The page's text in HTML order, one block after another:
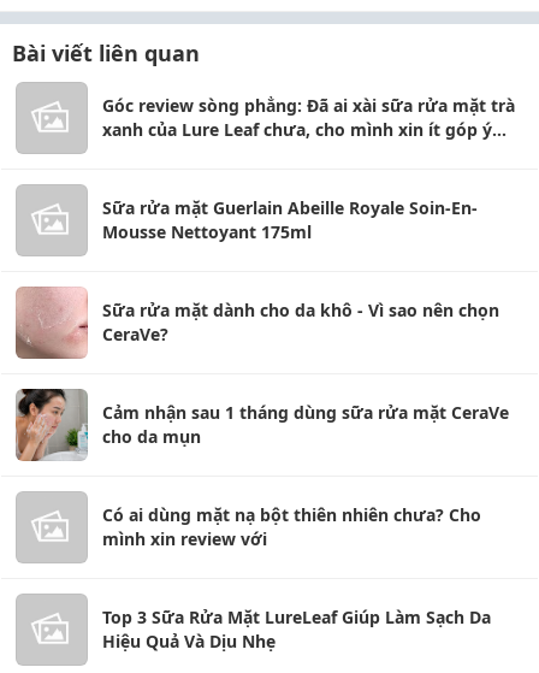
Bài viết liên quan
Góc review sòng phẳng: Đã ai xài sữa rửa mặt trà
xanh của Lure Leaf chưa, cho mình xin ít góp ý
Sữa rửa mặt Guerlain Abeille Royale Soin-En-
Mousse Nettoyant 175ml
Sữa rửa mặt dành cho da khô - Vì sao nên chọn
CeraVe?
Cảm nhận sau 1 tháng dùng sữa rửa mặt CeraVe
cho da mụn
Có ai dùng mặt nạ bột thiên nhiên chưa? Cho
mình xin review với
Top 3 Sữa Rửa Mặt LureLeaf Giúp Làm Sạch Da
Hiệu Quả Và Dịu Nhẹ